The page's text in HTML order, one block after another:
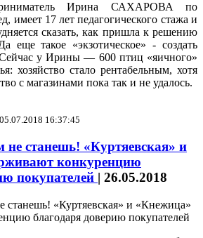
Ирина САХАРОВА по
имеет 17 лет педагогического стажа и
сказать, как пришла к решению
еще такое «экзотическое» - создать
у Ирины — 600 птиц «яичного»
хозяйство стало рентабельным, хотя
с магазинами пока так и не удалось.
16:37:45
не станешь! «Куртяевская» и
конкуренцию
покупателей | 26.05.2018